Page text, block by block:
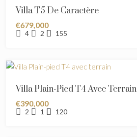
Villa T5 De Caractère
€679,000
4 2 155
Villa Plain-Pied T4 Avec Terrain
€390,000
2 1 120